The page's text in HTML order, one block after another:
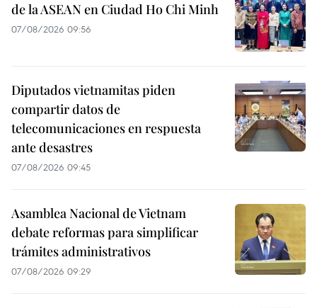
de la ASEAN en Ciudad Ho Chi Minh
07/08/2026 09:56
Diputados vietnamitas piden
compartir datos de
telecomunicaciones en respuesta
ante desastres
07/08/2026 09:45
Asamblea Nacional de Vietnam
debate reformas para simplificar
trámites administrativos
07/08/2026 09:29